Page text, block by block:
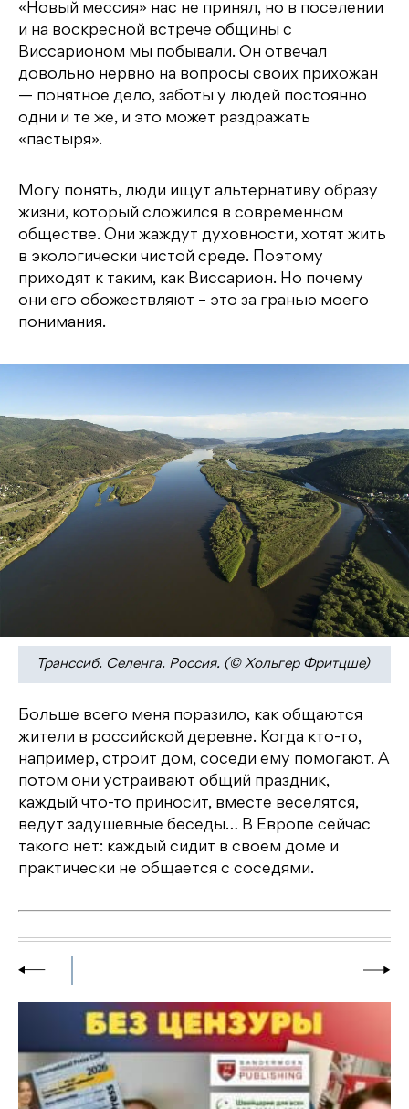
«Новый мессия» нас не принял, но в поселении
и на воскресной встрече общины с
Виссарионом мы побывали. Он отвечал
довольно нервно на вопросы своих прихожан
— понятное дело, заботы у людей постоянно
одни и те же, и это может раздражать
«пастыря».
Могу понять, люди ищут альтернативу образу
жизни, который сложился в современном
обществе. Они жаждут духовности, хотят жить
в экологически чистой среде. Поэтому
приходят к таким, как Виссарион. Но почему
они его обожествляют – это за гранью моего
понимания.
Транссиб. Селенга. Россия. (© Хольгер Фритцше)
Больше всего меня поразило, как общаются
жители в российской деревне. Когда кто-то,
например, строит дом, соседи ему помогают. А
потом они устраивают общий праздник,
каждый что-то приносит, вместе веселятся,
ведут задушевные беседы… В Европе сейчас
такого нет: каждый сидит в своем доме и
практически не общается с соседями.